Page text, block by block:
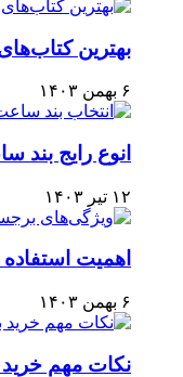
بهترین
۶ بهمن ۱۴۰۳
انوع رایج بند
۱۲ تیر ۱۴۰۳
اهمیت
۶ بهمن ۱۴۰۳
نکات مهم خرید